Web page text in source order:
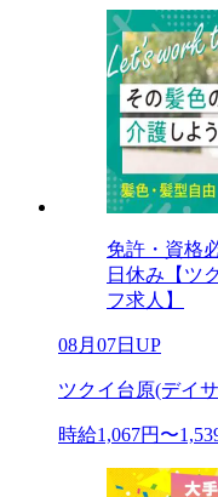
免許・資格
日休み【ツ
フ求人】
08月07日UP
ツクイ台原(デイ
時給1,067円〜